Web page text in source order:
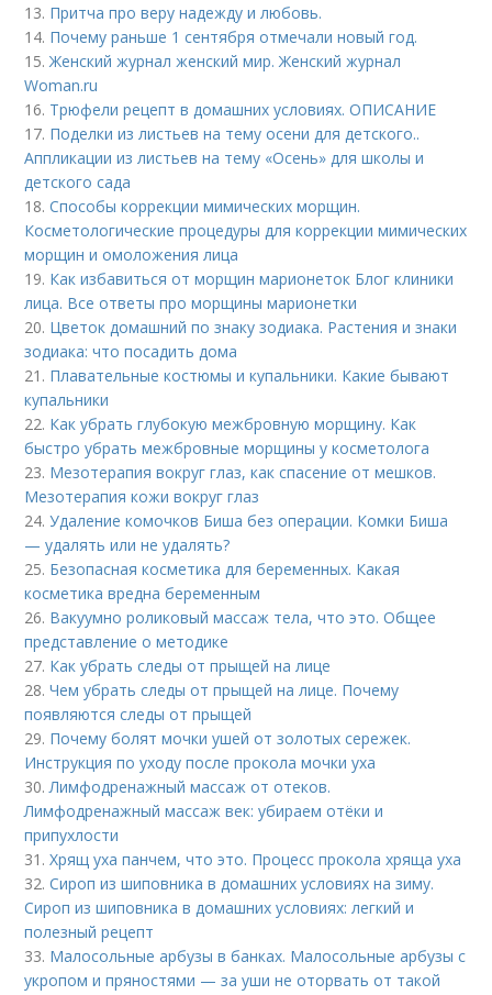
13. Притча про веру надежду и любовь.
14. Почему раньше 1 сентября отмечали новый год.
15.Женский журнал женский мир. Женский журнал
Woman.ru
16. Трюфели рецепт в домашних условиях. ОПИСАНИЕ
17. Поделки из листьев на тему осени для детского..
Аппликации из листьев на тему «Осень» для школы и
детского сада
18.Способы коррекции мимических морщин.
Косметологические процедуры для коррекции мимических
морщин и омоложения лица
19. Как избавиться от морщин марионеток Блог клиники
лица. Все ответы про морщины марионетки
20. Цветок домашний по знаку зодиака. Растения и знаки
зодиака: что посадить дома
21. Плавательные костюмы и купальники. Какие бывают
купальники
22. Как убрать глубокую межбровную морщину. Как
быстро убрать межбровные морщины у косметолога
23. Мезотерапия вокруг глаз, как спасение от мешков.
Мезотерапия кожи вокруг глаз
24.Удаление комочков Биша без операции. Комки Биша
— удалять или не удалять?
25. Безопасная косметика для беременных. Какая
косметика вредна беременным
26. Вакуумно роликовый массаж тела, что это. Общее
представление о методике
27. Как убрать следы от прыщей на лице
28.Чем убрать следы от прыщей на лице. Почему
появляются следы от прыщей
29. Почему болят мочки ушей от золотых сережек.
Инструкция по уходу после прокола мочки уха
30. Лимфодренажный массаж от отеков.
Лимфодренажный массаж век: убираем отёки и
припухлости
31.Хрящ уха панчем, что это. Процесс прокола хряща уха
32.Сироп из шиповника в домашних условиях на зиму.
Сироп из шиповника в домашних условиях: легкий и
полезный рецепт
33. Малосольные арбузы в банках. Малосольные арбузы с
укропом и пряностями — за уши не оторвать от такой